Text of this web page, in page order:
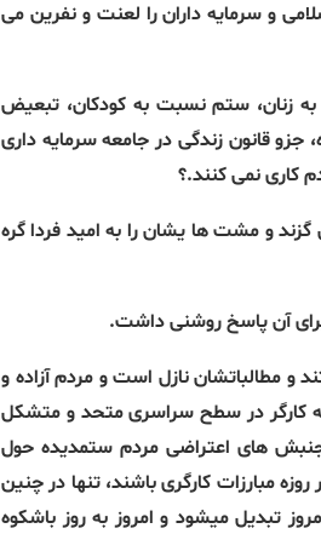
و سرمایه داران را لعنت و نفرین می
زنان، ستم نسبت به کودکان، تبعیض
قانون زندگی در جامعه سرمایه داری
کاری نمی کنند.؟
و مشت ها یشان را به امید فردا گره
آن پاسخ روشنی داشت.
و مطالباتشان نازل است و مردم آزاده و
کارگر در سطح سراسری متحد و متشکل
های اعتراضی مردم ستمدیده حول
مبارزات کارگری باشند، تنها در چنین
تبدیل میشود و امروز به روز باشکوه